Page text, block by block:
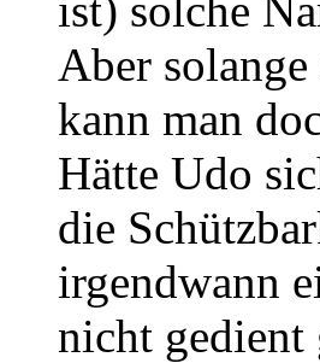
Aber
kann man
Hätte Udo
die
irgendwann
nicht